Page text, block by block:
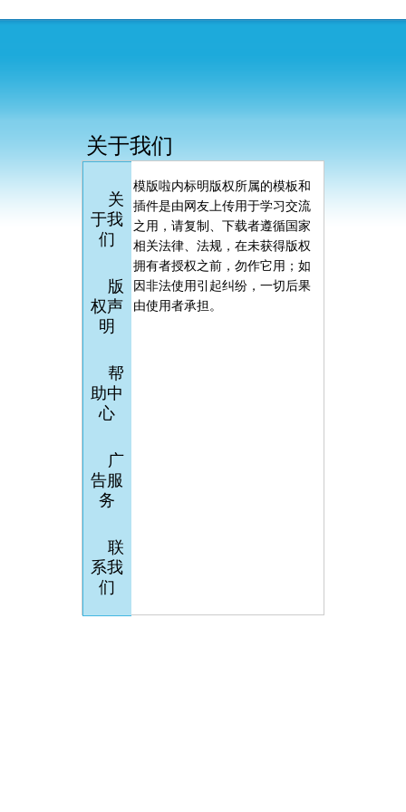
关于我们
关
于我
们
版
权声
明
帮
助中
心
广
告服
务
联
系我
们
模版啦内标明版权所属的模板和
插件是由网友上传用于学习交流
之用，请复制、下载者遵循国家
相关法律、法规，在未获得版权
拥有者授权之前，勿作它用；如
因非法使用引起纠纷，一切后果
由使用者承担。